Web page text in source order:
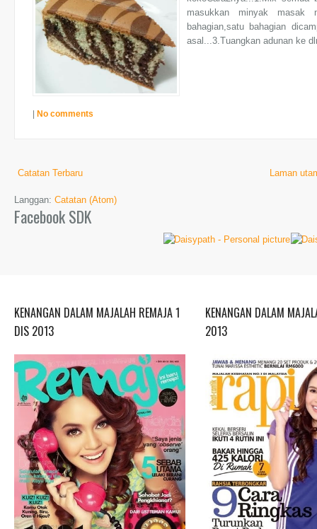
masukkan minyak masak
bahagian,satu bahagian
asal...3.Tuangkan adunan ke
No comments
Catatan Terbaru Laman
Langgan: Catatan (Atom)
Facebook SDK
KENANGAN DALAM MAJALAH REMAJA 1
DIS 2013
KENANGAN DALAM
2013